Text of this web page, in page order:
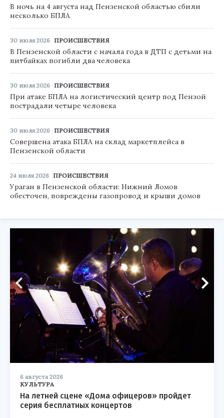
В ночь на 4 августа над Пензенской областью сбили
несколько БПЛА
30 июля 2026 ПРОИСШЕСТВИЯ
В Пензенской области с начала года в ДТП с детьми на
питбайках погибли два человека
30 июля 2026 ПРОИСШЕСТВИЯ
При атаке БПЛА на логистический центр под Пензой
пострадали четыре человека
30 июля 2026 ПРОИСШЕСТВИЯ
Совершена атака БПЛА на склад маркетплейса в
Пензенской области
24 июля 2026 ПРОИСШЕСТВИЯ
Ураган в Пензенской области: Нижний Ломов
обесточен, повреждены газопровод и крыши домов
6 августа 2026
КУЛЬТУРА
На летней сцене «Дома офицеров» пройдет
серия бесплатных концертов